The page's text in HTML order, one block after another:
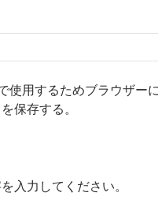
使用するためブラウザー
保存する。
入力してください。